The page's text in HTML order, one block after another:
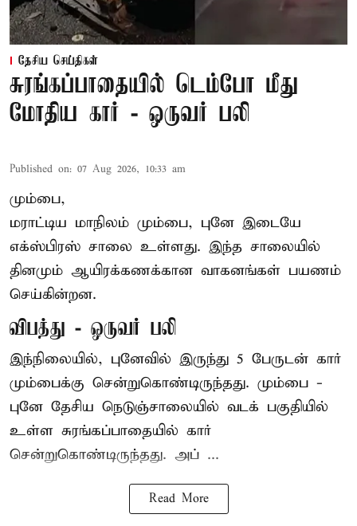
தேசிய செய்திகள்
சுரங்கப்பாதையில் டெம்போ மீது
மோதிய கார் - ஒருவர் பலி
Published on: 07 Aug 2026, 10:33 am
மும்பை,
மராட்டிய மாநிலம் மும்பை, புனே இடையே
எக்ஸ்பிரஸ் சாலை உள்ளது. இந்த சாலையில்
தினமும் ஆயிரக்கணக்கான வாகனங்கள் பயணம்
செய்கின்றன.
விபத்து - ஒருவர் பலி
இந்நிலையில், புனேவில் இருந்து 5 பேருடன் கார்
மும்பைக்கு சென்றுகொண்டிருந்தது. மும்பை -
புனே தேசிய நெடுஞ்சாலையில் வடக் பகுதியில்
உள்ள சுரங்கப்பாதையில் கார்
சென்றுகொண்டிருந்தது. அப் ...
Read More